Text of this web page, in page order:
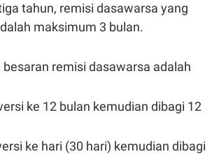
tahun, remisi dasawarsa yang
maksimum 3 bulan.
remisi dasawarsa adalah
ke 12 bulan kemudian dibagi 12
ke hari (30 hari) kemudian dibagi